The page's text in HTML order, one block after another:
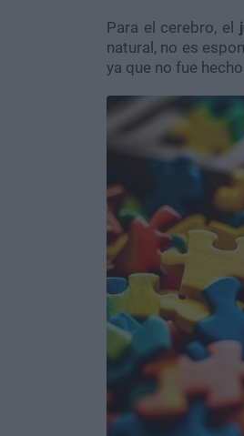
Para el cerebro, el
natural, no es
ya que no fue